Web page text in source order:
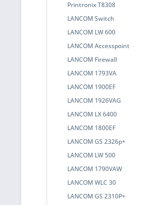
Printronix T8308
LANCOM Switch
LANCOM LW 600
LANCOM Accesspoint
LANCOM Firewall
LANCOM 1793VA
LANCOM 1900EF
LANCOM 1926VAG
LANCOM LX 6400
LANCOM 1800EF
LANCOM GS 2326p+
LANCOM LW 500
LANCOM 1790VAW
LANCOM WLC 30
LANCOM GS 2310P+